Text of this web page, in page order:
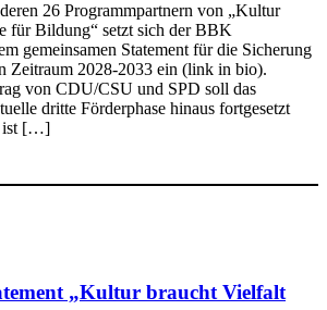
26 Programmpartnern von „Kultur
für Bildung“ setzt sich der BBK
gemeinsamen Statement für die Sicherung
Zeitraum 2028-2033 ein (link in bio).
von CDU/CSU und SPD soll das
dritte Förderphase hinaus fortgesetzt
ist […]
„Kultur braucht Vielfalt